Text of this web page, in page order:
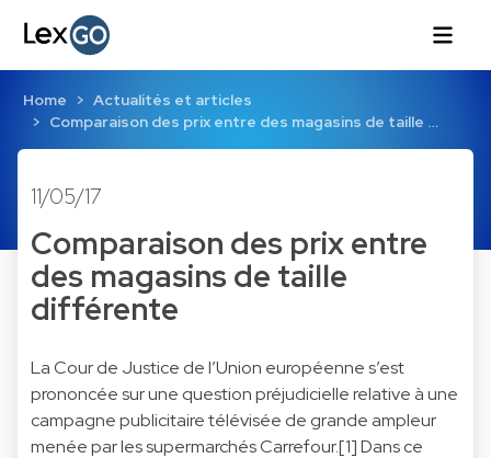
Home
Actualités et articles
Comparaison des prix entre des magasins de taille …
11/05/17
Comparaison des prix entre
des magasins de taille
différente
La Cour de Justice de l’Union européenne s’est
prononcée sur une question préjudicielle relative à une
campagne publicitaire télévisée de grande ampleur
menée par les supermarchés Carrefour.[1] Dans ce